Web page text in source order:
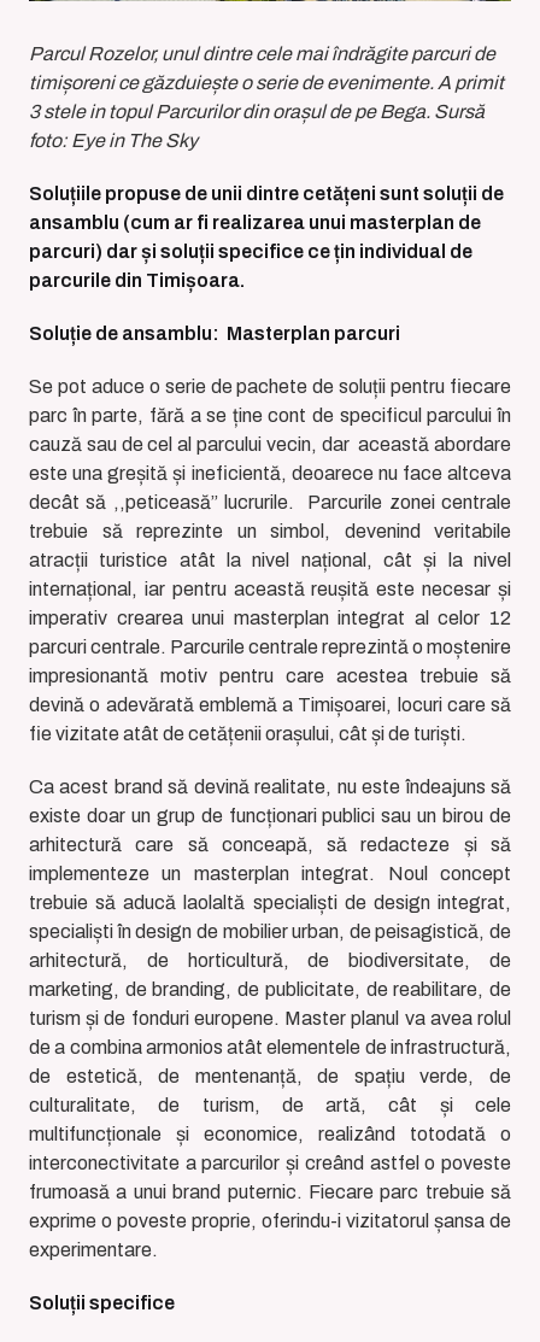
Parcul Rozelor, unul dintre cele mai îndrăgite parcuri de
timișoreni ce găzduiește o serie de evenimente. A primit
3 stele in topul Parcurilor din orașul de pe Bega. Sursă
foto: Eye in The Sky
Soluțiile propuse de unii dintre cetățeni sunt soluții de
ansamblu (cum ar fi realizarea unui masterplan de
parcuri) dar și soluții specifice ce țin individual de
parcurile din Timișoara.
Soluție de ansamblu: Masterplan parcuri
Se pot aduce o serie de pachete de soluții pentru fiecare
parc în parte, fără a se ține cont de specificul parcului în
cauză sau de cel al parcului vecin, dar această abordare
este una greșită și ineficientă, deoarece nu face altceva
decât să ,,peticeasă” lucrurile. Parcurile zonei centrale
trebuie să reprezinte un simbol, devenind veritabile
atracții turistice atât la nivel național, cât și la nivel
internațional, iar pentru această reușită este necesar și
imperativ crearea unui masterplan integrat al celor 12
parcuri centrale. Parcurile centrale reprezintă o moștenire
impresionantă motiv pentru care acestea trebuie să
devină o adevărată emblemă a Timișoarei, locuri care să
fie vizitate atât de cetățenii orașului, cât și de turiști.
Ca acest brand să devină realitate, nu este îndeajuns să
existe doar un grup de funcționari publici sau un birou de
arhitectură care să conceapă, să redacteze și să
implementeze un masterplan integrat. Noul concept
trebuie să aducă laolaltă specialiști de design integrat,
specialiști în design de mobilier urban, de peisagistică, de
arhitectură, de horticultură, de biodiversitate, de
marketing, de branding, de publicitate, de reabilitare, de
turism și de fonduri europene. Master planul va avea rolul
de a combina armonios atât elementele de infrastructură,
de estetică, de mentenanță, de spațiu verde, de
culturalitate, de turism, de artă, cât și cele
multifuncționale și economice, realizând totodată o
interconectivitate a parcurilor și creând astfel o poveste
frumoasă a unui brand puternic. Fiecare parc trebuie să
exprime o poveste proprie, oferindu-i vizitatorul șansa de
experimentare.
Soluții specifice